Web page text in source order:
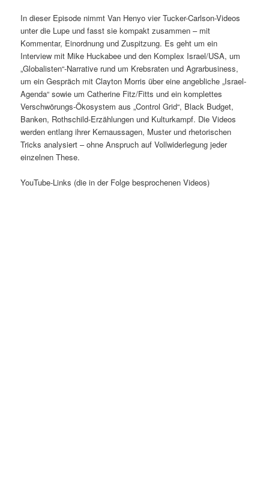
In dieser Episode nimmt Van Henyo vier Tucker-Carlson-Videos
unter die Lupe und fasst sie kompakt zusammen – mit
Kommentar, Einordnung und Zuspitzung. Es geht um ein
Interview mit Mike Huckabee und den Komplex Israel/USA, um
„Globalisten“-Narrative rund um Krebsraten und Agrarbusiness,
um ein Gespräch mit Clayton Morris über eine angebliche „Israel-
Agenda“ sowie um Catherine Fitz/Fitts und ein komplettes
Verschwörungs-Ökosystem aus „Control Grid“, Black Budget,
Banken, Rothschild-Erzählungen und Kulturkampf. Die Videos
werden entlang ihrer Kernaussagen, Muster und rhetorischen
Tricks analysiert – ohne Anspruch auf Vollwiderlegung jeder
einzelnen These.
YouTube-Links (die in der Folge besprochenen Videos)